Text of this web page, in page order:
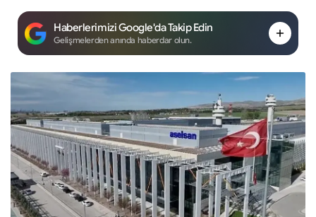
Haberlerimizi Google'da Takip Edin
Gelişmelerden anında haberdar olun.